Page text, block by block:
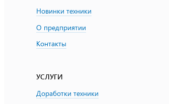
Новинки техники
О предприятии
Контакты
УСЛУГИ
Доработки техники